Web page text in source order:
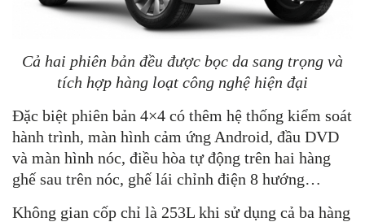
Cả hai phiên bản đều được bọc da sang trọng và
tích hợp hàng loạt công nghệ hiện đại
Đặc biệt phiên bản 4×4 có thêm hệ thống kiểm soát
hành trình, màn hình cảm ứng Android, đầu DVD
và màn hình nóc, điều hòa tự động trên hai hàng
ghế sau trên nóc, ghế lái chỉnh điện 8 hướng…
Không gian cốp chỉ là 253L khi sử dụng cả ba hàng